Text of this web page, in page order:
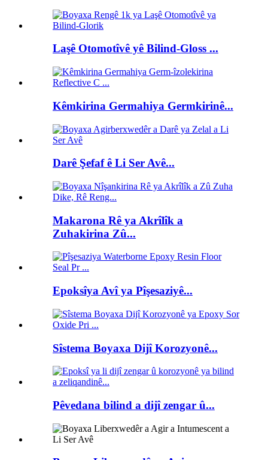
Laşê Otomotîvê yê Bilind-Gloss ...
Kêmkirina Germahiya Germkirinê...
Darê Şefaf ê Li Ser Avê...
Makarona Rê ya Akrîlîk a
Zuhakirina Zû...
Epoksîya Avî ya Pîşesaziyê...
Sîstema Boyaxa Dijî Korozyonê...
Pêvedana bilind a dijî zengar û...